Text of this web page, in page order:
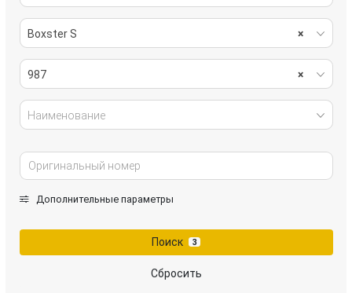
×
Boxster S
×
987
Наименование
Дополнительные параметры
Поиск 3
Сбросить